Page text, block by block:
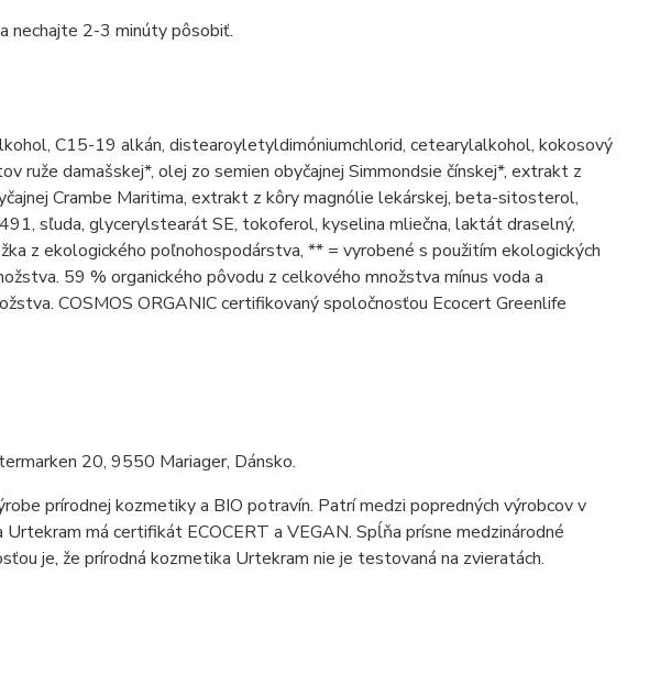
nechajte 2-3 minúty pôsobiť.
C15-19 alkán, distearoyletyldimóniumchlorid, cetearylalkohol, kokosový
ruže damašskej*, olej zo semien obyčajnej Simmondsie čínskej*, extrakt z
Crambe Maritima, extrakt z kôry magnólie lekárskej, beta-sitosterol,
sľuda, glycerylstearát SE, tokoferol, kyselina mliečna, laktát draselný,
z ekologického poľnohospodárstva, ** = vyrobené s použitím ekologických
59 % organického pôvodu z celkového množstva mínus voda a
COSMOS ORGANIC certifikovaný spoločnosťou Ecocert Greenlife
20, 9550 Mariager, Dánsko.
prírodnej kozmetiky a BIO potravín. Patrí medzi popredných výrobcov v
má certifikát ECOCERT a VEGAN. Spĺňa prísne medzinárodné
je, že prírodná kozmetika Urtekram nie je testovaná na zvieratách.